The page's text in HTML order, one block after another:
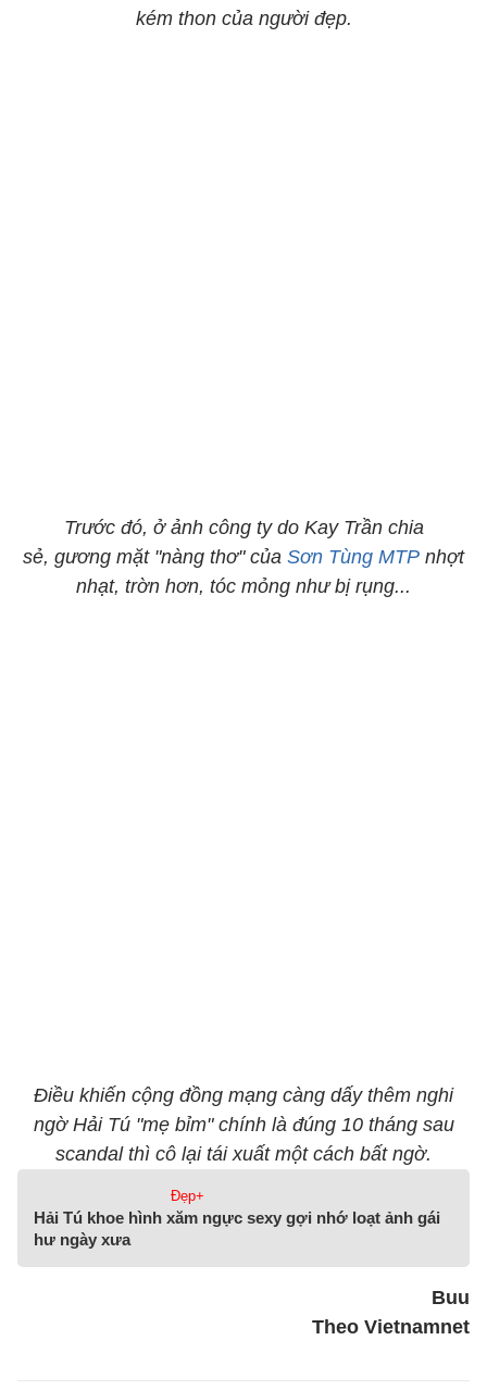
kém thon của người đẹp.
Trước đó, ở ảnh công ty do Kay Trần chia
sẻ, gương mặt "nàng thơ" của Sơn Tùng MTP nhợt
nhạt, trờn hơn, tóc mỏng như bị rụng...
Điều khiến cộng đồng mạng càng dấy thêm nghi
ngờ Hải Tú "mẹ bỉm" chính là đúng 10 tháng sau
scandal thì cô lại tái xuất một cách bất ngờ.
Đẹp+
Hải Tú khoe hình xăm ngực sexy gợi nhớ loạt ảnh gái
hư ngày xưa
Buu
Theo Vietnamnet